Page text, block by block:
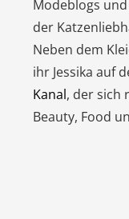
Modeblogs
der
Neben dem
ihr Jessika auf
Kanal, der sich
Beauty, Food